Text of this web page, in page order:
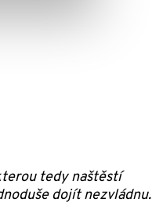
tedy naštěstí
dojít nezvládnu.